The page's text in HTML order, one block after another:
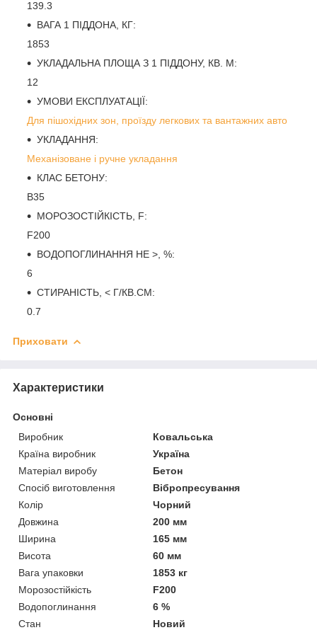
139.3
ВАГА 1 ПІДДОНА, КГ:
1853
УКЛАДАЛЬНА ПЛОЩА З 1 ПІДДОНУ, КВ. М:
12
УМОВИ ЕКСПЛУАТАЦІЇ:
Для пішохідних зон, проїзду легкових та вантажних авто
УКЛАДАННЯ:
Механізоване і ручне укладання
КЛАС БЕТОНУ:
B35
МОРОЗОСТІЙКІСТЬ, F:
F200
ВОДОПОГЛИНАННЯ НЕ >, %:
6
СТИРАНІСТЬ, < Г/КВ.СМ:
0.7
Приховати
Характеристики
Основні
Виробник
Ковальська
Країна виробник
Україна
Матеріал виробу
Бетон
Спосіб виготовлення
Вібропресування
Колір
Чорний
Довжина
200 мм
Ширина
165 мм
Висота
60 мм
Вага упаковки
1853 кг
Морозостійкість
F200
Водопоглинання
6 %
Стан
Новий